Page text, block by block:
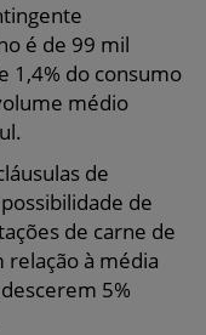
é de 99 mil
1,4% do consumo
médio
de
de
de carne de
à média
5%